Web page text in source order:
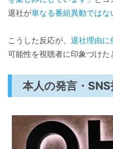
退社が単なる番組異動ではな
こうした反応が、 退社理由に
可能性を視聴者に印象づけた
本人の発言・